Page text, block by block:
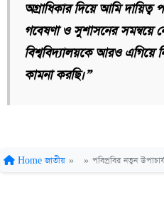
অগ্রাধিকার দিয়ে আমি দায়িত্ব
গবেষণা ও সুশাসনের সমন্বয়ে
বিশ্ববিদ্যালয়কে আরও
কামনা করছি।”
Home জাতীয় » » পবিপ্রবির নতুন